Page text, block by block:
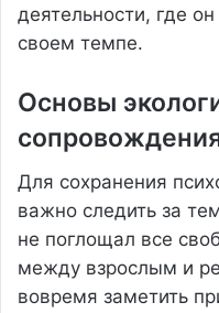
деятельности, где
своем темпе.
Основы
Для сохранения
важно следить за
не поглощал все
между взрослым и
вовремя заметить